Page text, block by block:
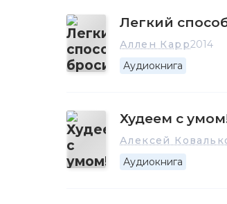
Легкий
Аллен Карр2014
Аудиокнига
Худеем с
Алексей
Аудиокнига